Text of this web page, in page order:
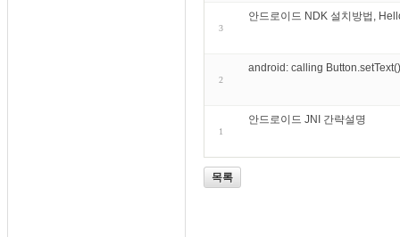
3
안드로이드 NDK 설치방법,
2
android: calling
1
안드로이드 JNI 간략설명
목록